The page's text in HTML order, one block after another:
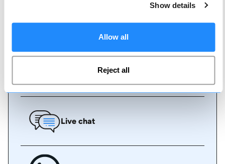
Show details
Allow all
Reject all
Réserver en ligne
Appelez-nous
Live chat